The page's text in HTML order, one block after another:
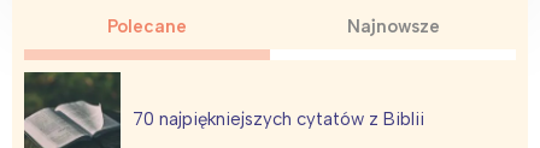
Polecane Najnowsze
70 najpiękniejszych cytatów z Biblii